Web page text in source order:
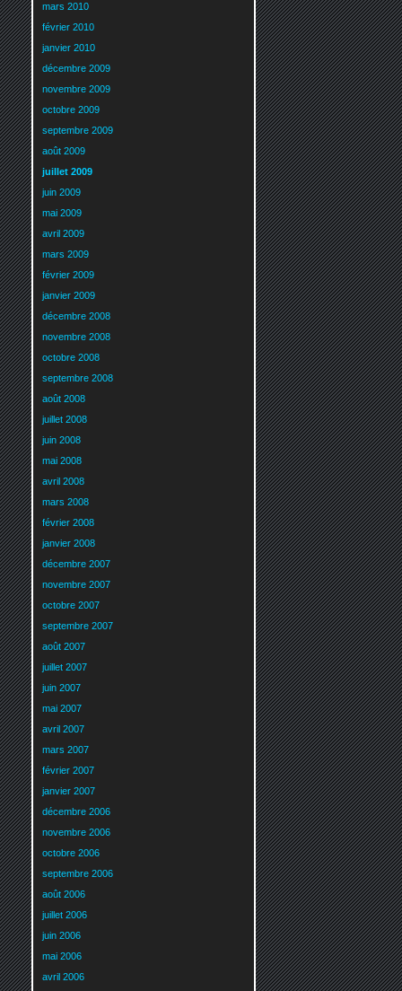
mars 2010
février 2010
janvier 2010
décembre 2009
novembre 2009
octobre 2009
septembre 2009
août 2009
juillet 2009
juin 2009
mai 2009
avril 2009
mars 2009
février 2009
janvier 2009
décembre 2008
novembre 2008
octobre 2008
septembre 2008
août 2008
juillet 2008
juin 2008
mai 2008
avril 2008
mars 2008
février 2008
janvier 2008
décembre 2007
novembre 2007
octobre 2007
septembre 2007
août 2007
juillet 2007
juin 2007
mai 2007
avril 2007
mars 2007
février 2007
janvier 2007
décembre 2006
novembre 2006
octobre 2006
septembre 2006
août 2006
juillet 2006
juin 2006
mai 2006
avril 2006